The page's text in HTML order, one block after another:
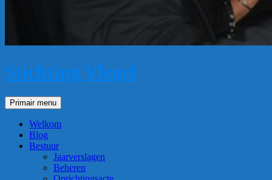
Stichting Vlegel
Zoeken
Primair menu
Welkom
Blog
Bestuur
Jaarverslagen
Beheren